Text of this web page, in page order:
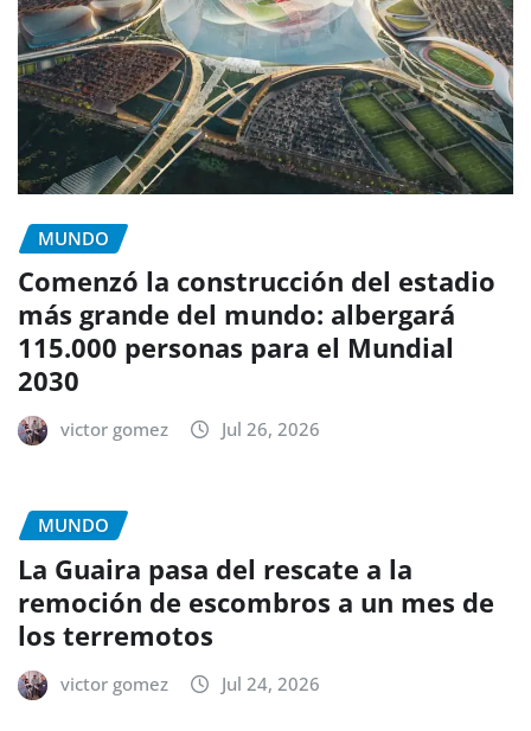
MUNDO
Comenzó la construcción del estadio
más grande del mundo: albergará
115.000 personas para el Mundial
2030
victor gomez Jul 26, 2026
MUNDO
La Guaira pasa del rescate a la
remoción de escombros a un mes de
los terremotos
victor gomez Jul 24, 2026